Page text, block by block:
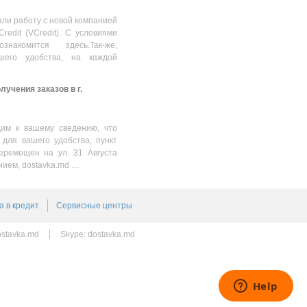
работу с новой компанией
(VCredit). С условиями
здесь.Так-же,
удобства, на каждой
заказов в г.
к вашему сведению, что
вашего удобства, пункт
на ул. 31 Августа
dostavka.md …
в кредит Сервисные центры
Skype: dostavka.md